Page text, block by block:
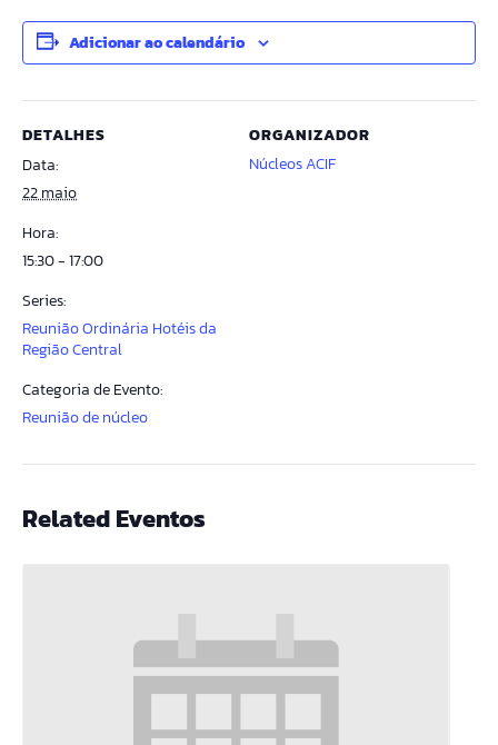
Adicionar ao calendário
DETALHES
Data:
22 maio
Hora:
15:30 - 17:00
Series:
Reunião Ordinária Hotéis da
Região Central
Categoria de Evento:
Reunião de núcleo
ORGANIZADOR
Núcleos ACIF
Related Eventos